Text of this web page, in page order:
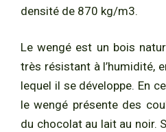
densité de 870 kg/m3.
Le wengé est un bois
très résistant à l’humidité,
lequel il se développe. En
le wengé présente des
du chocolat au lait au noir.